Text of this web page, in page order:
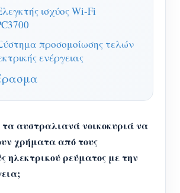
χρήσης ηλεκτρικής ενέργειας
ελέγχου Φ/Β θερμαντήρα
αυτοματισμός
Παρακολούθηση Εργοστασίων
εκκίνηση προϊόντος
βίντεο
επιβράβευσης
με εμάς
ισχύος Wi-Fi
προσομοίωσης τελών
ενέργειας
αυστραλιανά νοικοκυριά να
χρήματα από τους
ηλεκτρικού ρεύματος με την